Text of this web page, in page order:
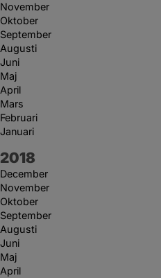
November
Oktober
September
Augusti
Juni
Maj
April
Mars
Februari
Januari
År:
2018
December
November
Oktober
September
Augusti
Juni
Maj
April